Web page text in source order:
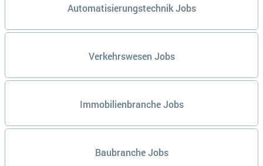
Automatisierungstechnik Jobs
Verkehrswesen Jobs
Immobilienbranche Jobs
Baubranche Jobs